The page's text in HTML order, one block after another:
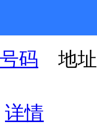
水果超市
码 地址
详情